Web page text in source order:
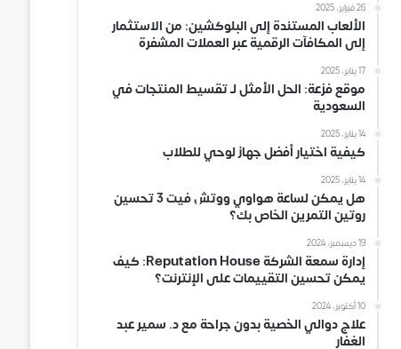
26 فبراير، 2025
الألعاب المستندة إلى البلوكشين: من الاستثمار
إلى المكافآت الرقمية عبر العملات المشفرة
17 يناير، 2025
موقع فزعة: الحل الأمثل لـ تقسيط المنتجات في
السعودية
14 يناير، 2025
كيفية اختيار أفضل جهاز لوحي للطلاب
14 يناير، 2025
هل يمكن لساعة هواوي ووتش فيت 3 تحسين
روتين التمرين الخاص بك؟
19 ديسمبر، 2024
إدارة سمعة الشركة Reputation House: كيف
يمكن تحسين التقييمات على الإنترنت؟
10 أكتوبر، 2024
علاج دوالي الخصية بدون جراحة مع د. سمير عبد
الغفار